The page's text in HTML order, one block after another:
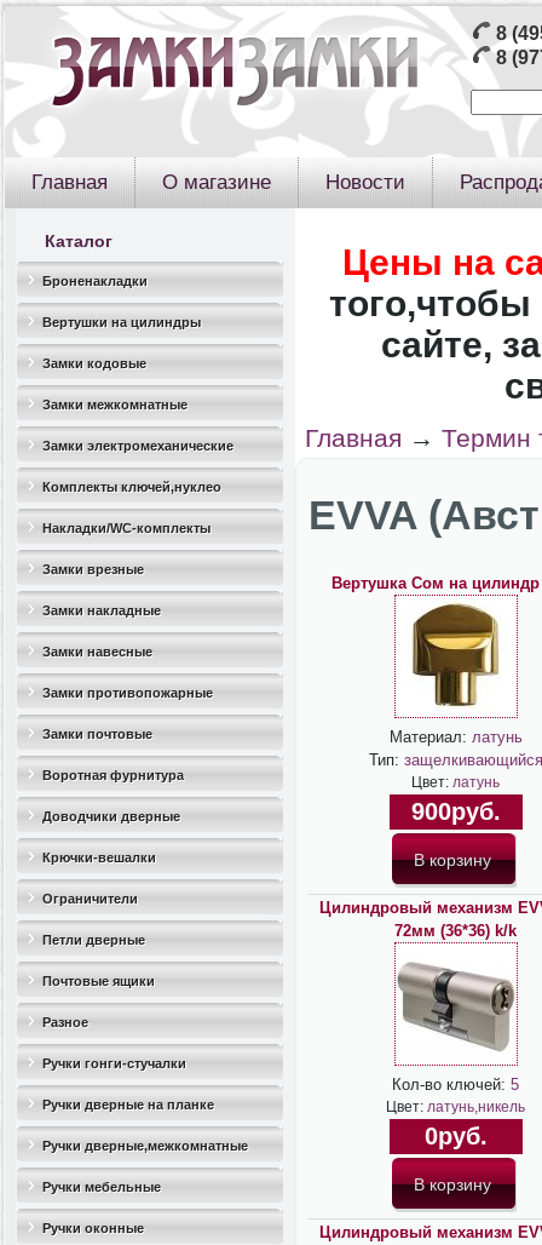
8
8
Главная О магазине Новости
Каталог
Броненакладки
Вертушки на цилиндры
Замки кодовые
Замки межкомнатные
Замки электромеханические
Комплекты ключей,нуклео
Накладки/WC-комплекты
Замки врезные
Замки накладные
Замки навесные
Замки противопожарные
Замки почтовые
Воротная фурнитура
Доводчики дверные
Крючки-вешалки
Ограничители
дверные(стопоры)
Петли дверные
Почтовые ящики
Разное
Ручки гонги-стучалки
Ручки дверные на планке
Ручки дверные,межкомнатные
Ручки мебельные
Ручки оконные
Цены на
того,чтобы
сайте,
Главная → Термин
EVVA
Вертушка Сом на цилиндр
Материал: латунь
Тип: защелкивающийся
Цвет: латунь
900руб.
Цилиндровый механизм
72мм (36*36) k/k
Кол-во ключей: 5
Цвет: латунь,никель
0руб.
Цилиндровый механизм